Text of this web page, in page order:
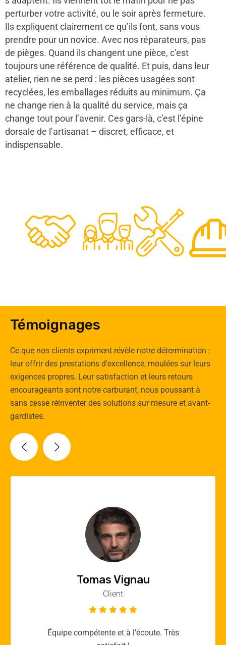
perturber votre activité, ou le soir après fermeture.
Ils expliquent clairement ce qu’ils font, sans vous
prendre pour un novice. Avec nos réparateurs, pas
de pièges. Quand ils changent une pièce, c’est
toujours une référence de qualité. Et puis, dans leur
atelier, rien ne se perd : les pièces usagées sont
recyclées, les emballages réduits au minimum. Ça
ne change rien à la qualité du service, mais ça
change tout pour l’avenir. Ces gars-là, c’est l’épine
dorsale de l’artisanat – discret, efficace, et
indispensable.
48
0
50
Experts
Témoignages
Ce que nos clients expriment révèle notre détermination :
leur offrir des prestations d'excellence, moulées sur leurs
exigences propres. Leur satisfaction et leurs retours
encourageants sont notre carburant, nous poussant à
sans cesse réinventer des solutions sur mesure et avant-
gardistes.
Vincent Quere
Client
Merci yellow365.work pour votre expertise!